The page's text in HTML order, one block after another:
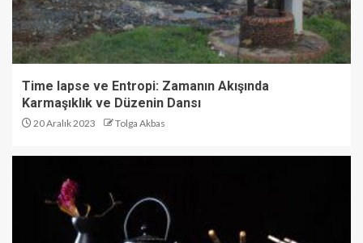
Time lapse ve Entropi: Zamanın Akışında
Karmaşıklık ve Düzenin Dansı
20 Aralık 2023 Tolga Akbas